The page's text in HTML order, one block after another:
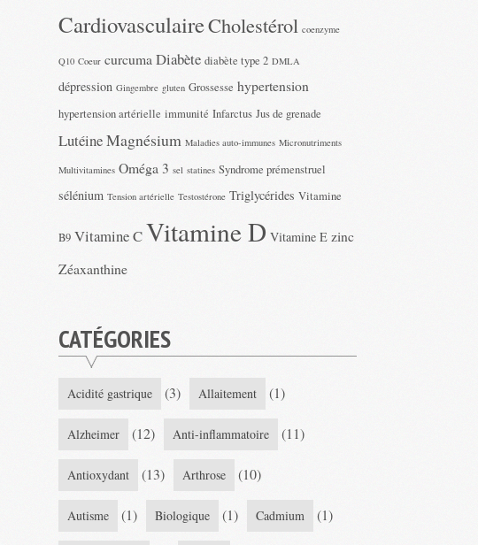
CardiovasculaireCholestérol coenzyme
Q10 Coeur curcuma Diabète diabète type 2 DMLA
dépression Gingembre gluten Grossesse hypertension
hypertension artérielle immunité Infarctus Jus de grenade
LutéineMagnésium Maladies auto-immunes Micronutriments
Multivitamines Oméga 3 sel statines Syndrome prémenstruel
sélénium Tension artérielle Testostérone Triglycérides Vitamine
B9 Vitamine CVitamine D Vitamine E zinc
Zéaxanthine
CATÉGORIES
Acidité gastrique (3) Allaitement (1)
Alzheimer (12) Anti-inflammatoire (11)
Antioxydant (13) Arthrose (10)
Autisme (1) Biologique (1) Cadmium (1)